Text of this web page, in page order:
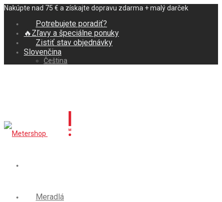
Nakúpte nad 75 € a získajte dopravu zdarma + malý darček
Potrebujete poradiť?
🔥Zľavy a špeciálne ponuky
Zistiť stav objednávky
Slovenčina
Čeština
Meradlá